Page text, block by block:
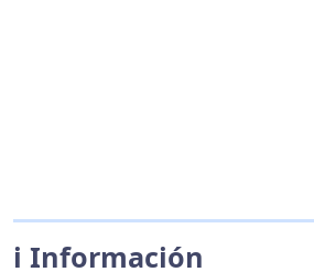
ℹ️ Información